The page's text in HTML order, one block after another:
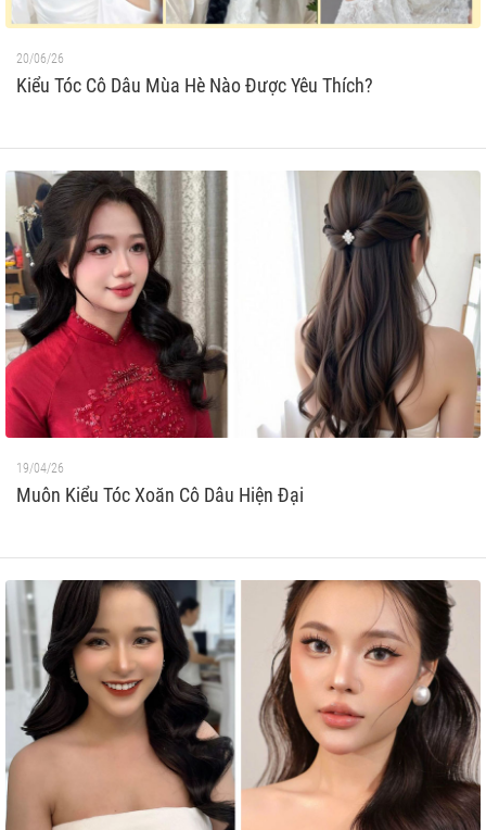
20/06/26
Kiểu Tóc Cô Dâu Mùa Hè Nào Được Yêu Thích?
19/04/26
Muôn Kiểu Tóc Xoăn Cô Dâu Hiện Đại